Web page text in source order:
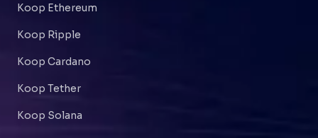
Koop Ethereum
Koop Ripple
Koop Cardano
Koop Tether
Koop Solana